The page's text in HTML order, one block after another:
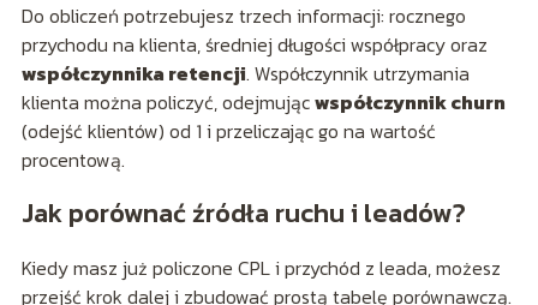
Do obliczeń potrzebujesz trzech informacji: rocznego
przychodu na klienta, średniej długości współpracy oraz
współczynnika retencji. Współczynnik utrzymania
klienta można policzyć, odejmującwspółczynnik churn
(odejść klientów) od 1 i przeliczając go na wartość
procentową.
Jak porównać źródła ruchu i leadów?
Kiedy masz już policzone CPL i przychód z leada, możesz
przejść krok dalej i zbudować prostą tabelę porównawczą.